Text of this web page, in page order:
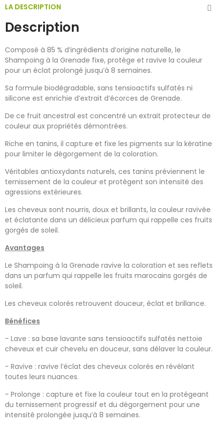
LA DESCRIPTION
Description
Composé à 85 % d’ingrédients d’origine naturelle, le
Shampoing à la Grenade fixe, protège et ravive la couleur
pour un éclat prolongé jusqu’à 8 semaines.
Sa formule biodégradable, sans tensioactifs sulfatés ni
silicone est enrichie d’extrait d’écorces de Grenade.
De ce fruit ancestral est concentré un extrait protecteur de
couleur aux propriétés démontrées.
Riche en tanins, il capture et fixe les pigments sur la kératine
pour limiter le dégorgement de la coloration.
Véritables antioxydants naturels, ces tanins préviennent le
ternissement de la couleur et protègent son intensité des
agressions extérieures.
Les cheveux sont nourris, doux et brillants, la couleur ravivée
et éclatante dans un délicieux parfum qui rappelle ces fruits
gorgés de soleil.
Avantages
Le Shampoing à la Grenade ravive la coloration et ses reflets
dans un parfum qui rappelle les fruits marocains gorgés de
soleil.
Les cheveux colorés retrouvent douceur, éclat et brillance.
Bénéfices
- Lave : sa base lavante sans tensioactifs sulfatés nettoie
cheveux et cuir chevelu en douceur, sans délaver la couleur.
- Ravive : ravive l’éclat des cheveux colorés en révélant
toutes leurs nuances.
- Prolonge : capture et fixe la couleur tout en la protégeant
du ternissement progressif et du dégorgement pour une
intensité prolongée jusqu’à 8 semaines.